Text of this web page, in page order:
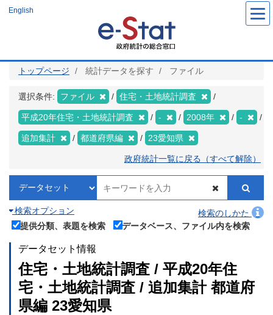
ツ
English
トップページ 統計データを探す ファイル
選択条件: ファイル 住宅・土地統計調査
平成20年住宅・土地統計調査 - 2008年 -
追加集計 都道府県編 23愛知県
政府統計一覧に戻る（すべて解除）
検索オプション
検索のしかた
提供分類、表題を検索
データベース、ファイル内を検索
データセット情報
住宅・土地統計調査 / 平成20年住
宅・土地統計調査 / 追加集計 都道府
県編 23愛知県